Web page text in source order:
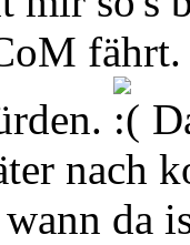
nach
da